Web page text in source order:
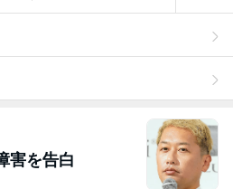
害を告白